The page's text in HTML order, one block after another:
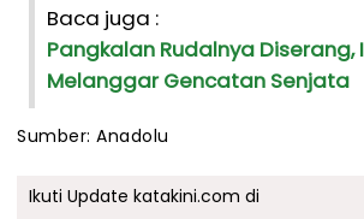
Baca juga :
Pangkalan Rudalnya Diserang,
Melanggar Gencatan Senjata
Sumber: Anadolu
Ikuti Update katakini.com di